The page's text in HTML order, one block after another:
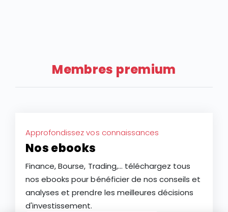
actions à grande capitalisation d’Europe. Ce repli
constitue-t-il une opportunité d’achat ou le signe
d’une baisse plus durable de l’action LVMH ?
Membres premium
Approfondissez vos connaissances
Nos ebooks
Finance, Bourse, Trading,... téléchargez tous
nos ebooks pour bénéficier de nos conseils et
analyses et prendre les meilleures décisions
d'investissement.